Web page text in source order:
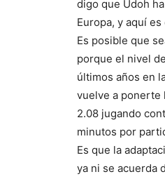
digo que Udoh
Europa, y aquí es
Es posible que
porque el nivel
últimos años en
vuelve a ponerte
2.08 jugando
minutos por
Es que la
ya ni se acuerda